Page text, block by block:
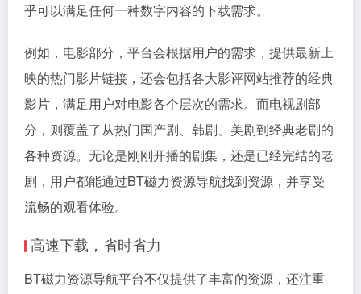
乎可以满足任何一种数字内容的下载需求。
例如，电影部分，平台会根据用户的需求，提供最新上
映的热门影片链接，还会包括各大影评网站推荐的经典
影片，满足用户对电影各个层次的需求。而电视剧部
分，则覆盖了从热门国产剧、韩剧、美剧到经典老剧的
各种资源。无论是刚刚开播的剧集，还是已经完结的老
剧，用户都能通过BT磁力资源导航找到资源，并享受
流畅的观看体验。
高速下载，省时省力
BT磁力资源导航平台不仅提供了丰富的资源，还注重